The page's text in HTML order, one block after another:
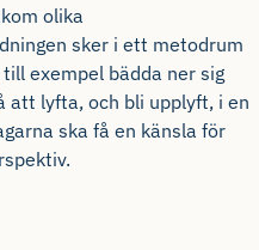
olika
sker i ett metodrum
exempel bädda ner sig
att lyfta, och bli upplyft, i en
ska få en känsla för